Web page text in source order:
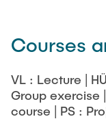
Land-use and
Transport and
Medien
Courses
VL : Lecture |
Group exercise
course | PS :